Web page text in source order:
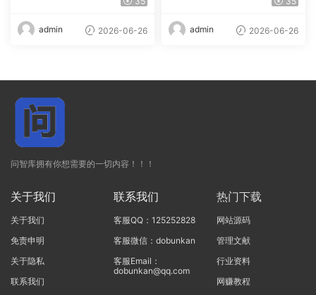
admin 2026-06-26 admin 2026-06-26
问智库拥有你想需要的一切内容！！！
关于我们
关于我们
免责申明
关于隐私
联系我们
联系我们
客服QQ：125252828
客服微信：dobunkan
客服Email：
dobunkan@qq.com
热门下载
网站源码
管理文献
行业资料
网赚教程